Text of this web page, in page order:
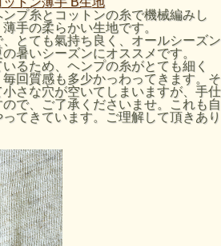
プ糸とコットンの糸で機械編みし
手の柔らかい生地です。
とても氣持ち良く、オールシーズン
暑いシーズンにオススメです。
るため、ヘンプの糸がとても細く
回質感も多少かっわってきます。そ
さな穴が空いてしまいますが、手仕
で、ご了承くださいませ。これも自
てきています。ご理解して頂きあり